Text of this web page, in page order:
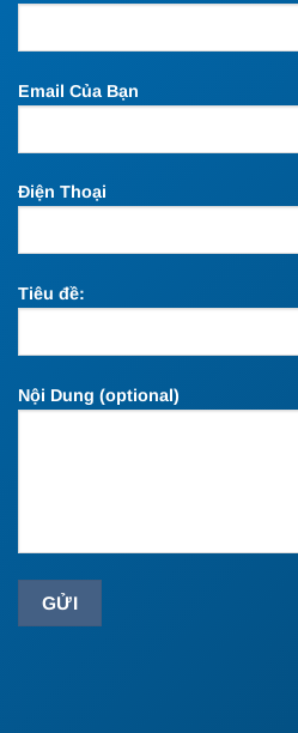
Email Của Bạn
Điện Thoại
Tiêu đề:
Nội Dung (optional)